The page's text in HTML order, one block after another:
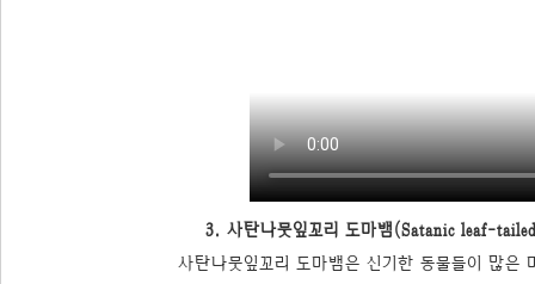
3. 사탄나뭇잎꼬리 도마뱀(Satanic leaf-
사탄나뭇잎꼬리 도마뱀은 신기한 동물들이 많은